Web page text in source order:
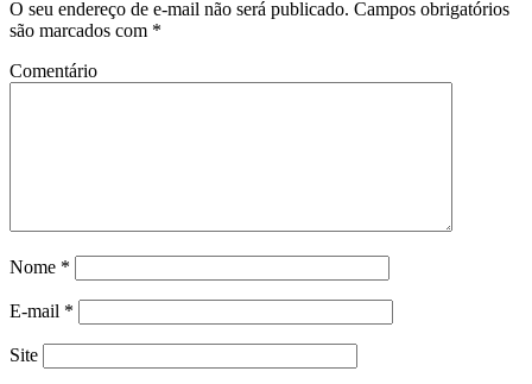
O seu endereço de e-mail não será publicado. Campos obrigatórios
são marcados com *
Comentário
Nome *
E-mail *
Site